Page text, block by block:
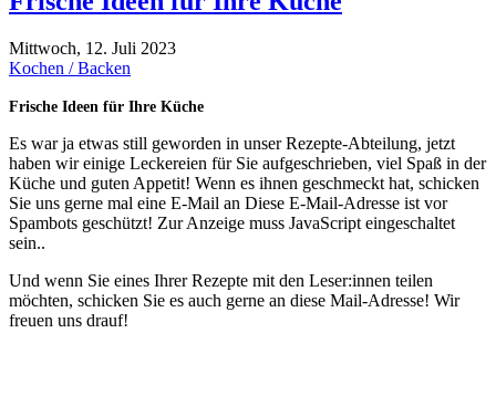
Mittwoch, 12. Juli 2023
Kochen / Backen
Frische Ideen für Ihre Küche
Es war ja etwas still geworden in unser Rezepte-Abteilung, jetzt
haben wir einige Leckereien für Sie aufgeschrieben, viel Spaß in der
Küche und guten Appetit! Wenn es ihnen geschmeckt hat, schicken
Sie uns gerne mal eine E-Mail an Diese E-Mail-Adresse ist vor
Spambots geschützt! Zur Anzeige muss JavaScript eingeschaltet
sein..
Und wenn Sie eines Ihrer Rezepte mit den Leser:innen teilen
möchten, schicken Sie es auch gerne an diese Mail-Adresse! Wir
freuen uns drauf!